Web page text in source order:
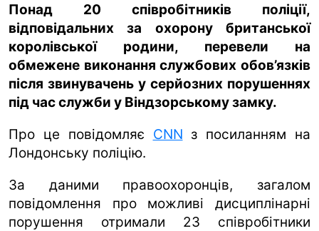
Понад 20 співробітників поліції,
відповідальних за охорону британської
королівської родини, перевели на
обмежене виконання службових обов’язків
після звинувачень у серйозних порушеннях
під час служби у Віндзорському замку.
Про це повідомляє CNN з посиланням на
Лондонську поліцію.
За даними правоохоронців, загалом
повідомлення про можливі дисциплінарні
порушення отримали 23 співробітники